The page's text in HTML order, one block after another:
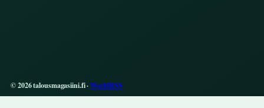
© 2026 talousmagasiini.fi ·WorldRSS